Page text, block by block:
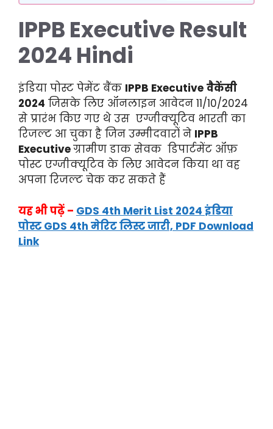
IPPB Executive Result
2024 Hindi
इंडिया पोस्ट पेमेंट बैंक IPPB Executive वैकेंसी
2024 जिसके लिए ऑनलाइन आवेदन 11/10/2024
से प्रारंभ किए गए थे उस एग्जीक्यूटिव भारती का
रिजल्ट आ चुका है जिन उम्मीदवारों ने IPPB
Executiveग्रामीण डाक सेवक डिपार्टमेंट ऑफ़
पोस्ट एग्जीक्यूटिव के लिए आवेदन किया था वह
अपना रिजल्ट चेक कर सकते हैं
यह भी पढ़ें – GDS 4th Merit List 2024 इंडिया
पोस्ट GDS 4th मेरिट लिस्ट जारी, PDF Download
Link